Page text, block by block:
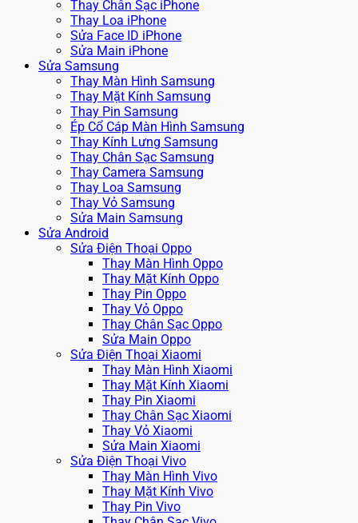
Thay Chân Sạc iPhone
Thay Loa iPhone
Sửa Face ID iPhone
Sửa Main iPhone
Sửa Samsung
Thay Màn Hình Samsung
Thay Mặt Kính Samsung
Thay Pin Samsung
Ép Cổ Cáp Màn Hình Samsung
Thay Kính Lưng Samsung
Thay Chân Sạc Samsung
Thay Camera Samsung
Thay Loa Samsung
Thay Vỏ Samsung
Sửa Main Samsung
Sửa Android
Sửa Điện Thoại Oppo
Thay Màn Hình Oppo
Thay Mặt Kính Oppo
Thay Pin Oppo
Thay Vỏ Oppo
Thay Chân Sạc Oppo
Sửa Main Oppo
Sửa Điện Thoại Xiaomi
Thay Màn Hình Xiaomi
Thay Mặt Kính Xiaomi
Thay Pin Xiaomi
Thay Chân Sạc Xiaomi
Thay Vỏ Xiaomi
Sửa Main Xiaomi
Sửa Điện Thoại Vivo
Thay Màn Hình Vivo
Thay Mặt Kính Vivo
Thay Pin Vivo